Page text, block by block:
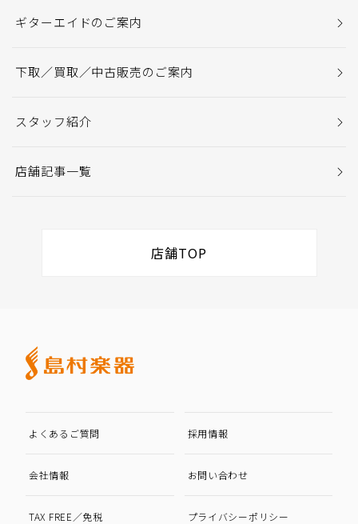
ギターエイドのご案内
下取／買取／中古販売のご案内
スタッフ紹介
店舗記事一覧
店舗TOP
よくあるご質問 採用情報
会社情報 お問い合わせ
TAX FREE／免税 プライバシーポリシー